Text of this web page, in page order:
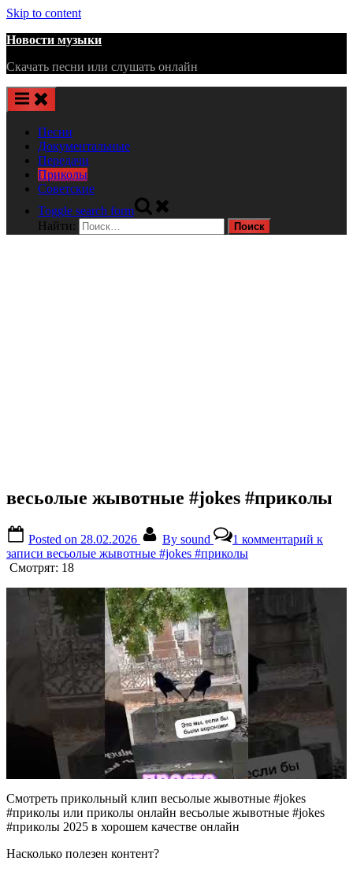
Skip to content
Новости музыки
Скачать песни или слушать онлайн
Песни
Документальные
Передачи
Приколы
Советские
Toggle search form
Найти:
весьолые жывотные #jokes #приколы
Posted on 28.02.2026 By sound 1 комментарий к
записи весьолые жывотные #jokes #приколы
Смотрят: 18
Смотреть прикольный клип весьолые жывотные #jokes
#приколы или приколы онлайн весьолые жывотные #jokes
#приколы 2025 в хорошем качестве онлайн
Насколько полезен контент?